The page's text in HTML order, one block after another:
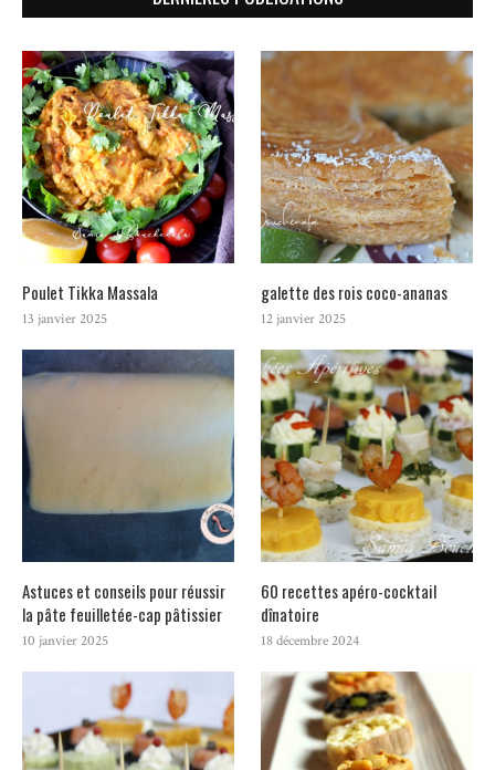
Poulet Tikka Massala
13 janvier 2025
galette des rois coco-ananas
12 janvier 2025
Astuces et conseils pour réussir
la pâte feuilletée-cap pâtissier
10 janvier 2025
60 recettes apéro-cocktail
dînatoire
18 décembre 2024